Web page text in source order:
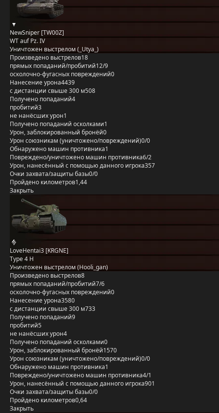
NewSniper [TW00Z]
WT auf Pz. IV
Уничтожен выстрелом (_Utya_)
Произведено выстрелов18
прямых попаданий/пробитий12/9
осколочно-фугасных повреждений0
Нанесение урона4439
с дистанции свыше 300 м508
Получено попаданий4
пробитий3
не нанёсших урон1
Получено попаданий осколками1
Урон, заблокированный бронёй0
Урон союзникам (уничтожено/повреждений)0/0
Обнаружено машин противника1
Повреждено/уничтожено машин противника6/2
Урон, нанесённый с помощью данного игрока357
Очки захвата/защиты базы0/0
Пройдено километров1,44
Закрыть
LoveHentai3 [KRGNE]
Type 4 H
Уничтожен выстрелом (Hooli_gan)
Произведено выстрелов8
прямых попаданий/пробитий7/6
осколочно-фугасных повреждений0
Нанесение урона3580
с дистанции свыше 300 м733
Получено попаданий9
пробитий5
не нанёсших урон4
Получено попаданий осколками0
Урон, заблокированный бронёй1570
Урон союзникам (уничтожено/повреждений)0/0
Обнаружено машин противника1
Повреждено/уничтожено машин противника4/1
Урон, нанесённый с помощью данного игрока901
Очки захвата/защиты базы0/0
Пройдено километров0,64
Закрыть